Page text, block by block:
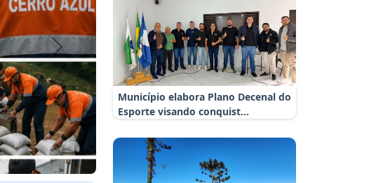
Próximo
Município elabora Plano Decenal do
Esporte visando conquist...